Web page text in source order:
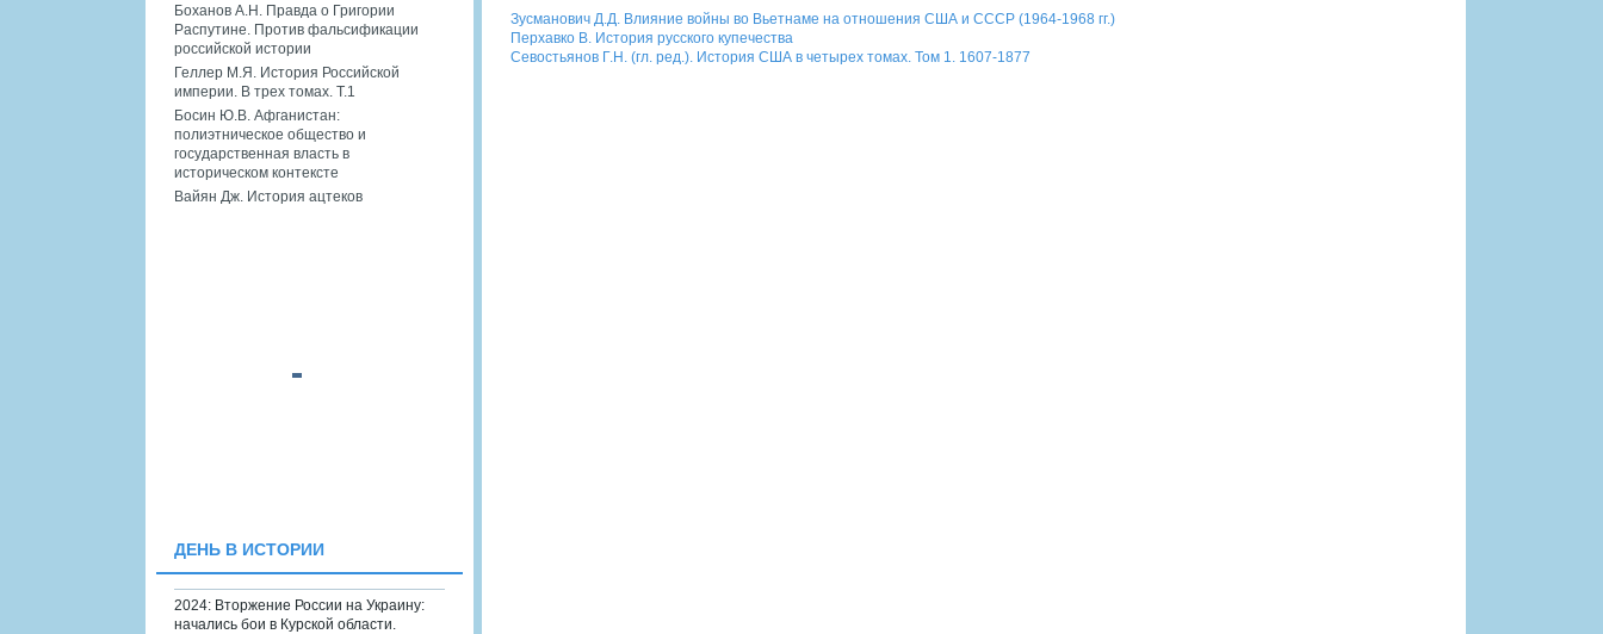
Зусманович Д.Д. Влияние войны во Вьетнаме на отношения США и СССР (1964-1968 гг.)
Перхавко В. История русского купечества
Севостьянов Г.Н. (гл. ред.). История США в четырех томах. Том 1. 1607-1877
Боханов А.Н. Правда о Григории
Распутине. Против фальсификации
российской истории
Геллер М.Я. История Российской
империи. В трех томах. Т.1
Босин Ю.В. Афганистан:
полиэтническое общество и
государственная власть в
историческом контексте
Вайян Дж. История ацтеков
ДЕНЬ В ИСТОРИИ
2024: Вторжение России на Украину:
начались бои в Курской области.